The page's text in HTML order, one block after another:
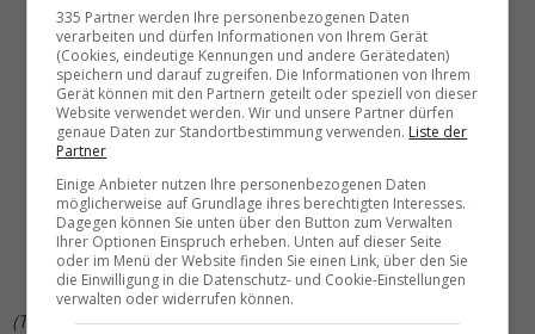
Entwicklung neuer nachhaltiger Tourismusangebote
Zusammenarbeit mit Unternehmen, Behörden und
kommunalen Partnern, um die wirtschaftliche Rentabilität
von
Tourismusinvestitionen und die Entwicklung des
Arbeitskräftepotentials sicherzustellen
Minimierung des Energie- und Wasserverbrauchs sowie
des Abfallaufkommens in der gesamten Destination
Respektierung und Schutz der lokalen Kultur und
Gemeinschaften
(TN)
335 Partner werden Ihre personenbezogenen Daten
verarbeiten und dürfen Informationen von Ihrem Gerät
(Cookies, eindeutige Kennungen und andere Gerätedaten)
speichern und darauf zugreifen. Die Informationen von Ihrem
Gerät können mit den Partnern geteilt oder speziell von dieser
Website verwendet werden. Wir und unsere Partner dürfen
genaue Daten zur Standortbestimmung verwenden. Liste der
Partner
Einige Anbieter nutzen Ihre personenbezogenen Daten
möglicherweise auf Grundlage ihres berechtigten Interesses.
Dagegen können Sie unten über den Button zum Verwalten
Ihrer Optionen Einspruch erheben. Unten auf dieser Seite
oder im Menü der Website finden Sie einen Link, über den Sie
die Einwilligung in die Datenschutz- und Cookie-Einstellungen
verwalten oder widerrufen können.